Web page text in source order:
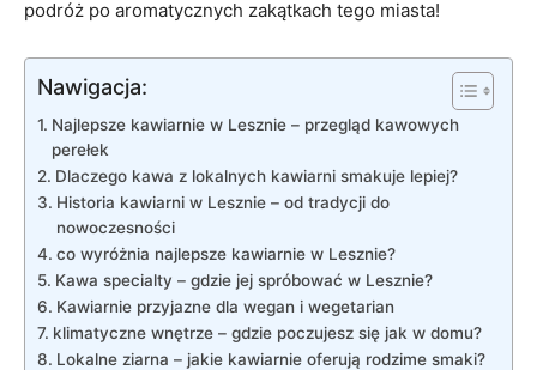
podróż po aromatycznych zakątkach tego miasta!
Nawigacja:
Najlepsze kawiarnie w Lesznie – przegląd kawowych
perełek
Dlaczego kawa z lokalnych kawiarni smakuje lepiej?
Historia kawiarni w Lesznie – od tradycji do
nowoczesności
co wyróżnia najlepsze kawiarnie w Lesznie?
Kawa specialty – gdzie jej spróbować w Lesznie?
Kawiarnie przyjazne dla wegan i wegetarian
klimatyczne wnętrze – gdzie poczujesz się jak w domu?
Lokalne ziarna – jakie kawiarnie oferują rodzime smaki?